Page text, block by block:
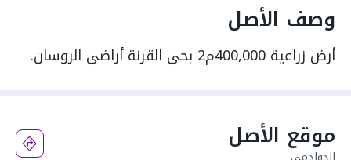
وصف الأصل
أرض زراعية 400,000م2 بحي القرنة أراضي الروسان.
موقع الأصل